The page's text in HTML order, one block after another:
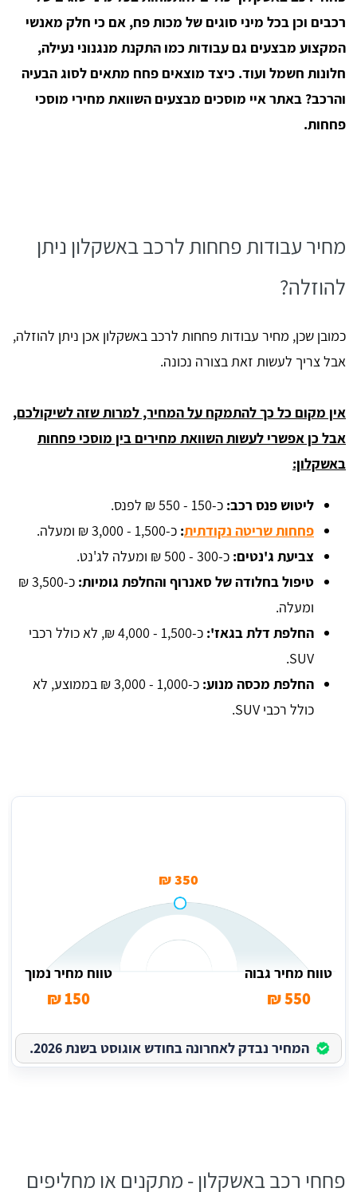
רכבים וכן בכל מיני סוגים של מכות פח, אם כי חלק מאנשי
המקצוע מבצעים גם עבודות כמו התקנת מנגנוני נעילה,
חלונות חשמל ועוד. כיצד מוצאים פחח מתאים לסוג הבעיה
והרכב? באתר איי מוסכים מבצעים השוואת מחירי מוסכי
פחחות.
מחיר עבודות פחחות לרכב באשקלון ניתן
להוזלה?
כמובן שכן, מחיר עבודות פחחות לרכב באשקלון אכן ניתן להוזלה,
אבל צריך לעשות זאת בצורה נכונה.
אין מקום כל כך להתמקח על המחיר, למרות שזה לשיקולכם,
אבל כן אפשרי לעשות השוואת מחירים בין מוסכי פחחות
באשקלון:
ליטוש פנס רכב: כ-150 - 550 ₪ לפנס.
פחחות שריטה נקודתית: כ-1,500 - 3,000 ₪ ומעלה.
צביעת ג'נטים: כ-300 - 500 ₪ ומעלה לג'נט.
טיפול בחלודה של סאנרוף והחלפת גומיות:
כ-3,500 ₪
ומעלה.
החלפת דלת בגאז':
כ-1,500 - 4,000 ₪, לא כולל רכבי
SUV.
החלפת מכסה מנוע:
כ-1,000 - 3,000 ₪ בממוצע, לא
כולל רכבי SUV.
350 ₪
טווח מחיר גבוה
550 ₪
טווח מחיר נמוך
150 ₪
המחיר נבדק לאחרונה בחודש אוגוסט בשנת 2026.
פחחי רכב באשקלון - מתקנים או מחליפים